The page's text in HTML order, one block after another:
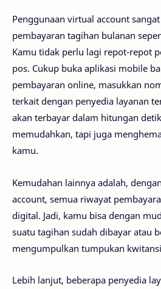
Penggunaan virtual account
pembayaran tagihan bulanan
Kamu tidak perlu lagi repot-repot
pos. Cukup buka aplikasi mobile
pembayaran online, masukkan
terkait dengan penyedia layanan
akan terbayar dalam hitungan
memudahkan, tapi juga
kamu.
Kemudahan lainnya adalah,
account, semua riwayat
digital. Jadi, kamu bisa dengan
suatu tagihan sudah dibayar atau
mengumpulkan tumpukan
Lebih lanjut, beberapa penyedia